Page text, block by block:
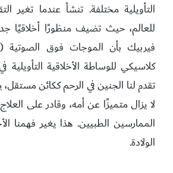
التأويلية مختلفة. تنشأ عندما تغير
للعالم، حيث تضيف منظورًا أخلاقيًا
فيربيك بأن الموجات فوق الصوتية
كلاسيكي للوساطة الأخلاقية التأويلية
تقدم لنا الجنين في الرحم ككائن
لا يزال متميزًا عن أمه، وقادر على
الممارسين الطبيين. هذا يغير فهمنا
الولادة.